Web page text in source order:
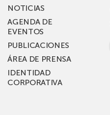
de su
inversión total de
36
millones, busca impulsar desde
NOTICIAS
AGENDA DE
EVENTOS
PUBLICACIONES
ÁREA DE PRENSA
IDENTIDAD
CORPORATIVA